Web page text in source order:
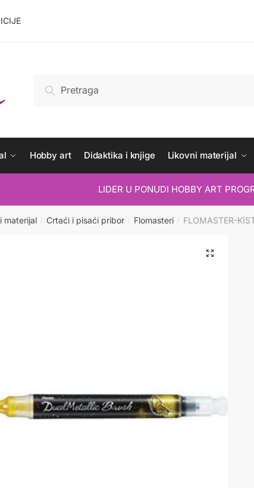
Pretraži
Hobby art Didaktika i knjige Likovni materijal
LIDER U PONUDI HOBBY ART
materijal / Crtaći i pisaći pribor / Flomasteri / FLOMASTER-